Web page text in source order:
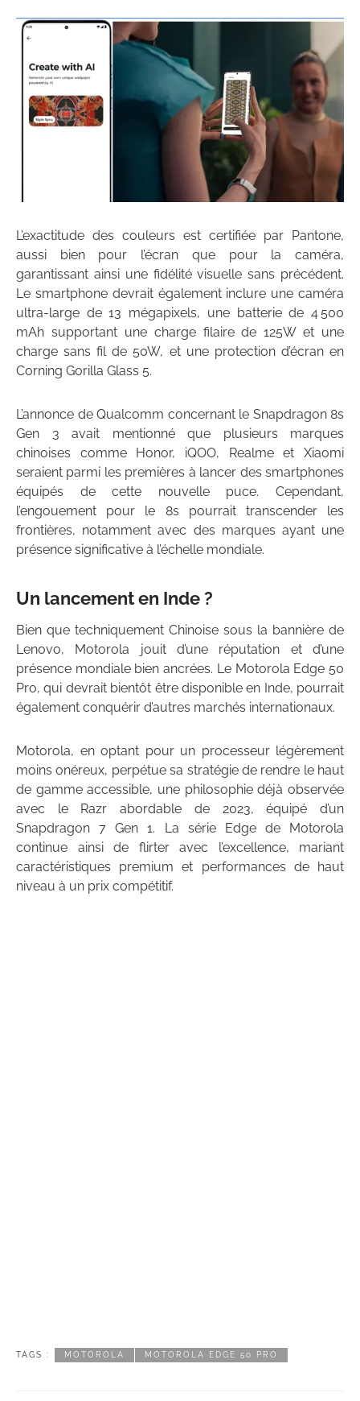
L’exactitude des couleurs est certifiée par Pantone,
aussi bien pour l’écran que pour la caméra,
garantissant ainsi une fidélité visuelle sans précédent.
Le smartphone devrait également inclure une caméra
ultra-large de 13 mégapixels, une batterie de 4 500
mAh supportant une charge filaire de 125W et une
charge sans fil de 50W, et une protection d’écran en
Corning Gorilla Glass 5.
L’annonce de Qualcomm concernant le Snapdragon 8s
Gen 3 avait mentionné que plusieurs marques
chinoises comme Honor, iQOO, Realme et Xiaomi
seraient parmi les premières à lancer des smartphones
équipés de cette nouvelle puce. Cependant,
l’engouement pour le 8s pourrait transcender les
frontières, notamment avec des marques ayant une
présence significative à l’échelle mondiale.
Un lancement en Inde ?
Bien que techniquement Chinoise sous la bannière de
Lenovo, Motorola jouit d’une réputation et d’une
présence mondiale bien ancrées. Le Motorola Edge 50
Pro, qui devrait bientôt être disponible en Inde, pourrait
également conquérir d’autres marchés internationaux.
Motorola, en optant pour un processeur légèrement
moins onéreux, perpétue sa stratégie de rendre le haut
de gamme accessible, une philosophie déjà observée
avec le Razr abordable de 2023, équipé d’un
Snapdragon 7 Gen 1. La série Edge de Motorola
continue ainsi de flirter avec l’excellence, mariant
caractéristiques premium et performances de haut
niveau à un prix compétitif.
TAGS : MOTOROLA MOTOROLA EDGE 50 PRO